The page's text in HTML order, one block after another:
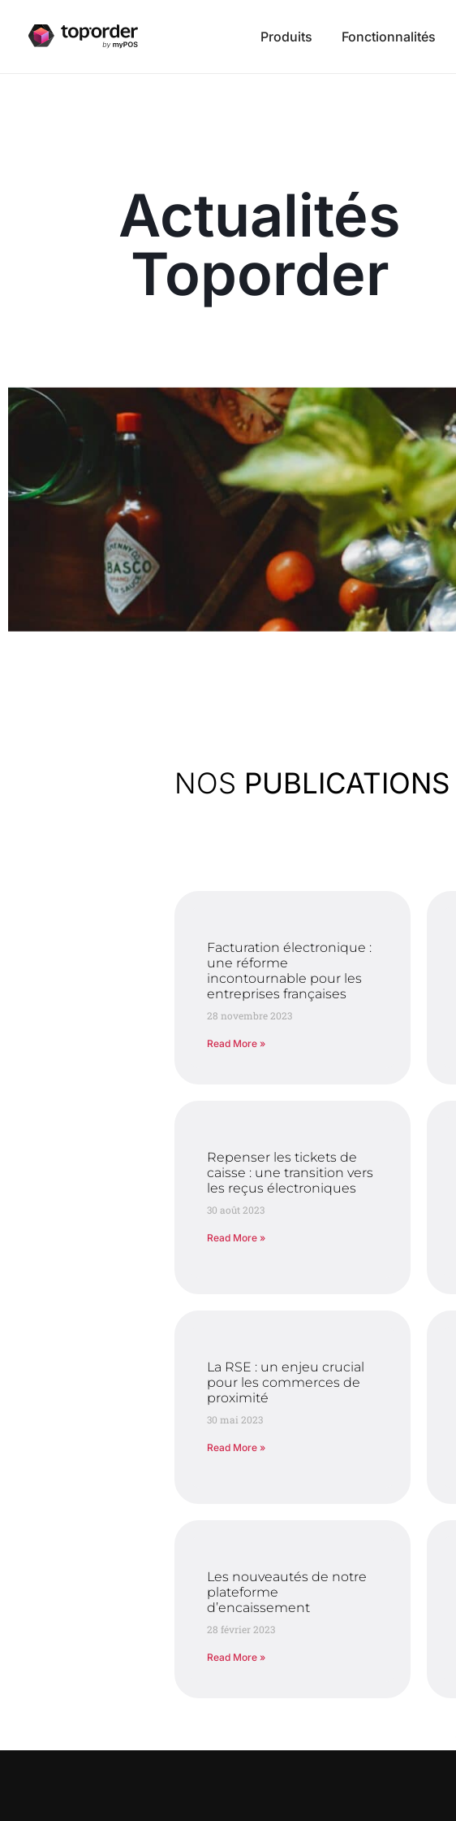
Produits Fonctionnalités
Actualités
Toporder
NOS PUBLICATIONS
Facturation électronique :
une réforme
incontournable pour les
entreprises françaises
28 novembre 2023
Read More »
Repenser les tickets de
caisse : une transition vers
les reçus électroniques
30 août 2023
Read More »
La RSE : un enjeu crucial
pour les commerces de
proximité
30 mai 2023
Read More »
Les nouveautés de notre
plateforme
d’encaissement
28 février 2023
Read More »